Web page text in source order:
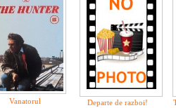
Vanatorul Departe de razboi!